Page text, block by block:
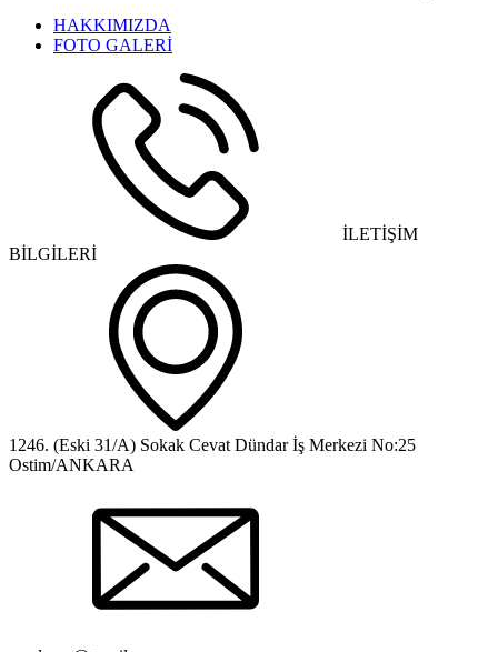
HAKKIMIZDA
FOTO GALERİ
İLETİŞİM
BİLGİLERİ
1246. (Eski 31/A) Sokak Cevat Dündar İş Merkezi No:25
Ostim/ANKARA